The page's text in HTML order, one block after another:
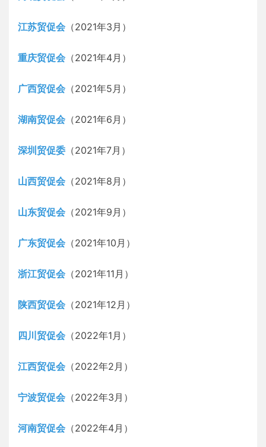
江苏贸促会 （2021年3月）
重庆贸促会 （2021年4月）
广西贸促会 （2021年5月）
湖南贸促会 （2021年6月）
深圳贸促委 （2021年7月）
山西贸促会 （2021年8月）
山东贸促会 （2021年9月）
广东贸促会 （2021年10月）
浙江贸促会 （2021年11月）
陕西贸促会 （2021年12月）
四川贸促会 （2022年1月）
江西贸促会 （2022年2月）
宁波贸促会 （2022年3月）
河南贸促会 （2022年4月）